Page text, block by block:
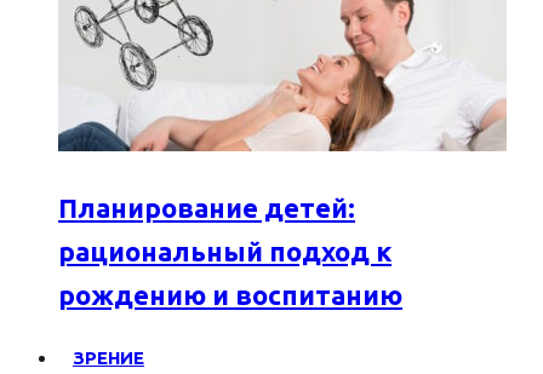
Планирование детей:
рациональный подход к
рождению и воспитанию
ЗРЕНИЕ